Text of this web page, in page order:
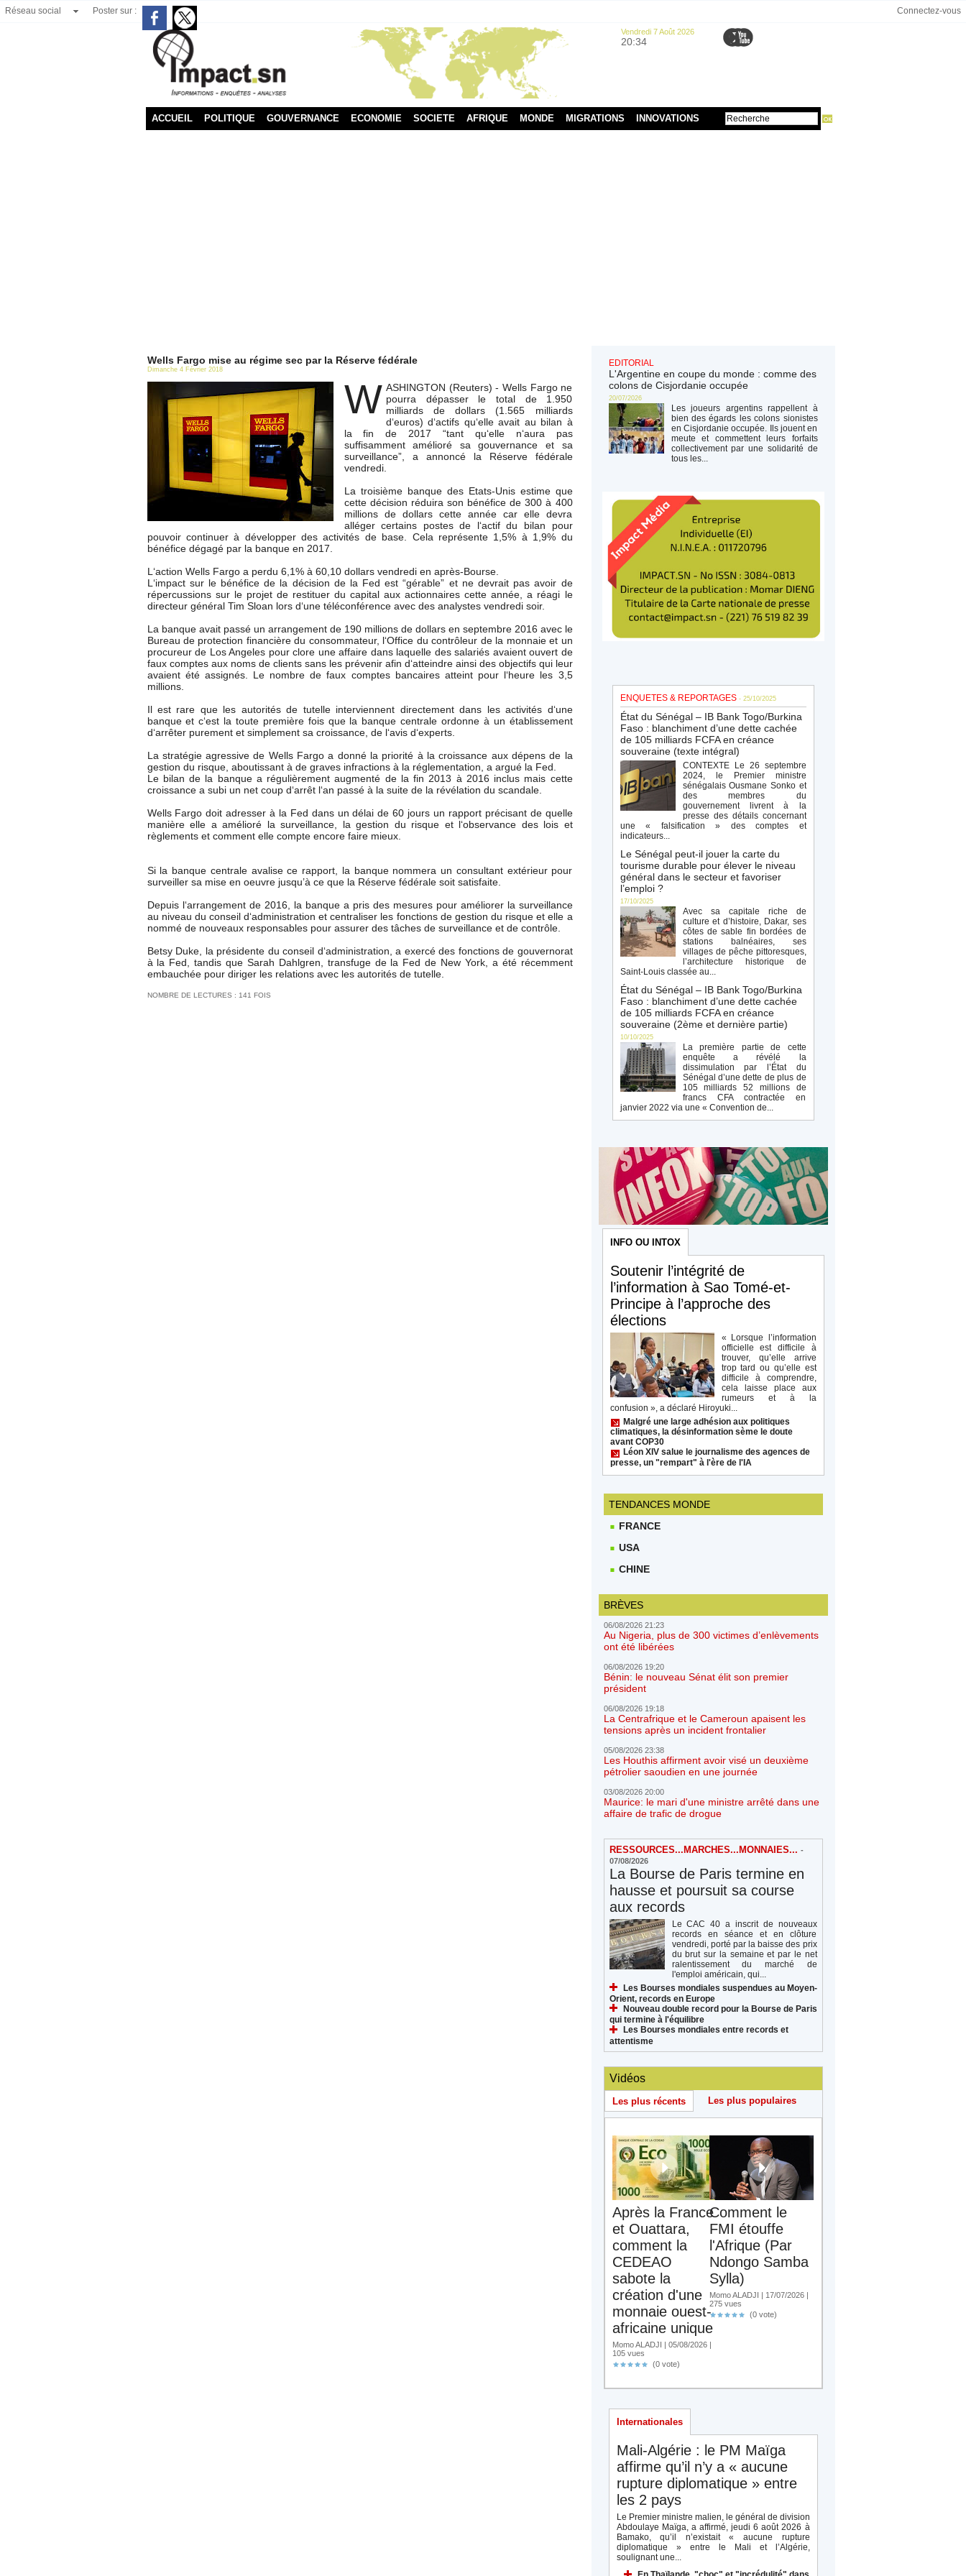
Réseau social Poster sur : Connectez-vous
Vendredi 7 Août 2026
20:34
ACCUEIL POLITIQUE GOUVERNANCE ECONOMIE SOCIETE AFRIQUE MONDE MIGRATIONS INNOVATIONS
Wells Fargo mise au régime sec par la Réserve fédérale
Dimanche 4 Février 2018
W ASHINGTON (Reuters) - Wells Fargo ne
pourra dépasser le total de 1.950
milliards de dollars (1.565 milliards
d‘euros) d‘actifs qu‘elle avait au bilan à
la fin de 2017 “tant qu‘elle n‘aura pas
suffisamment amélioré sa gouvernance et sa
surveillance”, a annoncé la Réserve fédérale
vendredi.
La troisième banque des Etats-Unis estime que
cette décision réduira son bénéfice de 300 à 400
millions de dollars cette année car elle devra
alléger certains postes de l‘actif du bilan pour
pouvoir continuer à développer des activités de base. Cela représente 1,5% à 1,9% du
bénéfice dégagé par la banque en 2017.
L‘action Wells Fargo a perdu 6,1% à 60,10 dollars vendredi en après-Bourse.
L‘impact sur le bénéfice de la décision de la Fed est “gérable” et ne devrait pas avoir de
répercussions sur le projet de restituer du capital aux actionnaires cette année, a réagi le
directeur général Tim Sloan lors d‘une téléconférence avec des analystes vendredi soir.
La banque avait passé un arrangement de 190 millions de dollars en septembre 2016 avec le
Bureau de protection financière du consommateur, l‘Office du contrôleur de la monnaie et un
procureur de Los Angeles pour clore une affaire dans laquelle des salariés avaient ouvert de
faux comptes aux noms de clients sans les prévenir afin d‘atteindre ainsi des objectifs qui leur
avaient été assignés. Le nombre de faux comptes bancaires atteint pour l‘heure les 3,5
millions.
Il est rare que les autorités de tutelle interviennent directement dans les activités d‘une
banque et c‘est la toute première fois que la banque centrale ordonne à un établissement
d‘arrêter purement et simplement sa croissance, de l‘avis d‘experts.
La stratégie agressive de Wells Fargo a donné la priorité à la croissance aux dépens de la
gestion du risque, aboutissant à de graves infractions à la réglementation, a argué la Fed.
Le bilan de la banque a régulièrement augmenté de la fin 2013 à 2016 inclus mais cette
croissance a subi un net coup d‘arrêt l‘an passé à la suite de la révélation du scandale.
Wells Fargo doit adresser à la Fed dans un délai de 60 jours un rapport précisant de quelle
manière elle a amélioré la surveillance, la gestion du risque et l‘observance des lois et
règlements et comment elle compte encore faire mieux.
Si la banque centrale avalise ce rapport, la banque nommera un consultant extérieur pour
surveiller sa mise en oeuvre jusqu’à ce que la Réserve fédérale soit satisfaite.
Depuis l‘arrangement de 2016, la banque a pris des mesures pour améliorer la surveillance
au niveau du conseil d‘administration et centraliser les fonctions de gestion du risque et elle a
nommé de nouveaux responsables pour assurer des tâches de surveillance et de contrôle.
Betsy Duke, la présidente du conseil d‘administration, a exercé des fonctions de gouvernorat
à la Fed, tandis que Sarah Dahlgren, transfuge de la Fed de New York, a été récemment
embauchée pour diriger les relations avec les autorités de tutelle.
NOMBRE DE LECTURES : 141 FOIS
EDITORIAL
L'Argentine en coupe du monde : comme des
colons de Cisjordanie occupée
20/07/2026
Les joueurs argentins rappellent à
bien des égards les colons sionistes
en Cisjordanie occupée. Ils jouent en
meute et commettent leurs forfaits
collectivement par une solidarité de
tous les...
ENQUETES & REPORTAGES - 25/10/2025
État du Sénégal – IB Bank Togo/Burkina
Faso : blanchiment d’une dette cachée
de 105 milliards FCFA en créance
souveraine (texte intégral)
CONTEXTE Le 26 septembre
2024, le Premier ministre
sénégalais Ousmane Sonko et
des membres du
gouvernement livrent à la
presse des détails concernant
une « falsification » des comptes et
indicateurs...
Le Sénégal peut-il jouer la carte du
tourisme durable pour élever le niveau
général dans le secteur et favoriser
l’emploi ?
17/10/2025
Avec sa capitale riche de
culture et d’histoire, Dakar, ses
côtes de sable fin bordées de
stations balnéaires, ses
villages de pêche pittoresques,
l’architecture historique de
Saint-Louis classée au...
État du Sénégal – IB Bank Togo/Burkina
Faso : blanchiment d’une dette cachée
de 105 milliards FCFA en créance
souveraine (2ème et dernière partie)
10/10/2025
La première partie de cette
enquête a révélé la
dissimulation par l’État du
Sénégal d’une dette de plus de
105 milliards 52 millions de
francs CFA contractée en
janvier 2022 via une « Convention de...
INFO OU INTOX
Soutenir l’intégrité de
l’information à Sao Tomé-et-
Principe à l’approche des
élections
« Lorsque l’information
officielle est difficile à
trouver, qu’elle arrive
trop tard ou qu’elle est
difficile à comprendre,
cela laisse place aux
rumeurs et à la
confusion », a déclaré Hiroyuki...
Malgré une large adhésion aux politiques
climatiques, la désinformation sème le doute
avant COP30
Léon XIV salue le journalisme des agences de
presse, un "rempart" à l'ère de l'IA
TENDANCES MONDE
FRANCE
USA
CHINE
BRÈVES
06/08/2026 21:23
Au Nigeria, plus de 300 victimes d’enlèvements
ont été libérées
06/08/2026 19:20
Bénin: le nouveau Sénat élit son premier
président
06/08/2026 19:18
La Centrafrique et le Cameroun apaisent les
tensions après un incident frontalier
05/08/2026 23:38
Les Houthis affirment avoir visé un deuxième
pétrolier saoudien en une journée
03/08/2026 20:00
Maurice: le mari d'une ministre arrêté dans une
affaire de trafic de drogue
RESSOURCES...MARCHES...MONNAIES... -
07/08/2026
La Bourse de Paris termine en
hausse et poursuit sa course
aux records
Le CAC 40 a inscrit de nouveaux
records en séance et en clôture
vendredi, porté par la baisse des prix
du brut sur la semaine et par le net
ralentissement du marché de
l'emploi américain, qui...
Les Bourses mondiales suspendues au Moyen-
Orient, records en Europe
Nouveau double record pour la Bourse de Paris
qui termine à l'équilibre
Les Bourses mondiales entre records et
attentisme
Vidéos
Les plus récents Les plus populaires
Après la France
et Ouattara,
comment la
CEDEAO
sabote la
création d'une
monnaie ouest-
africaine unique
Momo ALADJI | 05/08/2026 |
105 vues
(0 vote)
Comment le
FMI étouffe
l'Afrique (Par
Ndongo Samba
Sylla)
Momo ALADJI | 17/07/2026 |
275 vues
(0 vote)
Internationales
Mali-Algérie : le PM Maïga
affirme qu’il n’y a « aucune
rupture diplomatique » entre
les 2 pays
Le Premier ministre malien, le général de division
Abdoulaye Maïga, a affirmé, jeudi 6 août 2026 à
Bamako, qu’il n’existait « aucune rupture
diplomatique » entre le Mali et l’Algérie,
soulignant une...